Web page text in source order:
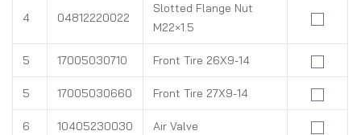
4 04812220022
Slotted Flange Nut
M22×1.5
5 17005030710 Front Tire 26X9-14
5 17005030660 Front Tire 27X9-14
6 10405230030 Air Valve